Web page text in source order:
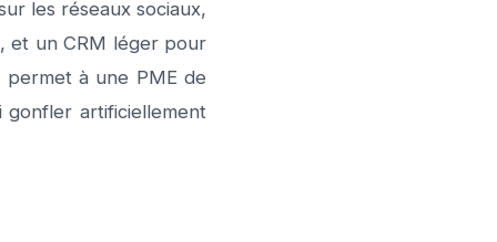
les réseaux sociaux,
et un CRM léger pour
permet à une PME de
gonfler artificiellement